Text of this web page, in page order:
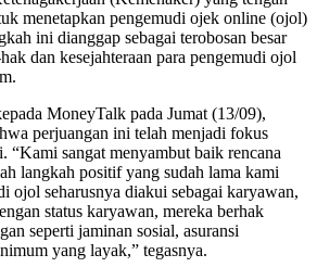
menetapkan pengemudi ojek online (ojol)
ini dianggap sebagai terobosan besar
dan kesejahteraan para pengemudi ojol
MoneyTalk pada Jumat (13/09),
perjuangan ini telah menjadi fokus
“Kami sangat menyambut baik rencana
langkah positif yang sudah lama kami
ojol seharusnya diakui sebagai karyawan,
status karyawan, mereka berhak
seperti jaminan sosial, asuransi
yang layak,” tegasnya.